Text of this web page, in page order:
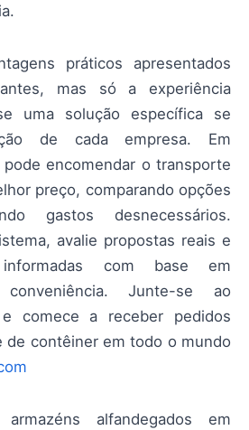
práticos apresentados
mas só a experiência
uma solução específica se
de cada empresa. Em
pode encomendar o transporte
preço, comparando opções
gastos desnecessários.
avalie propostas reais e
com base em
Junte-se ao
e comece a receber pedidos
de contêiner em todo o mundo
alfandegados em